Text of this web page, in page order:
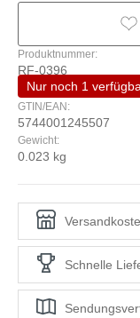
Produktnummer:
RF-0396
Nur noch 1
GTIN/EAN:
5744001245507
Gewicht:
0.023 kg
Schnelle